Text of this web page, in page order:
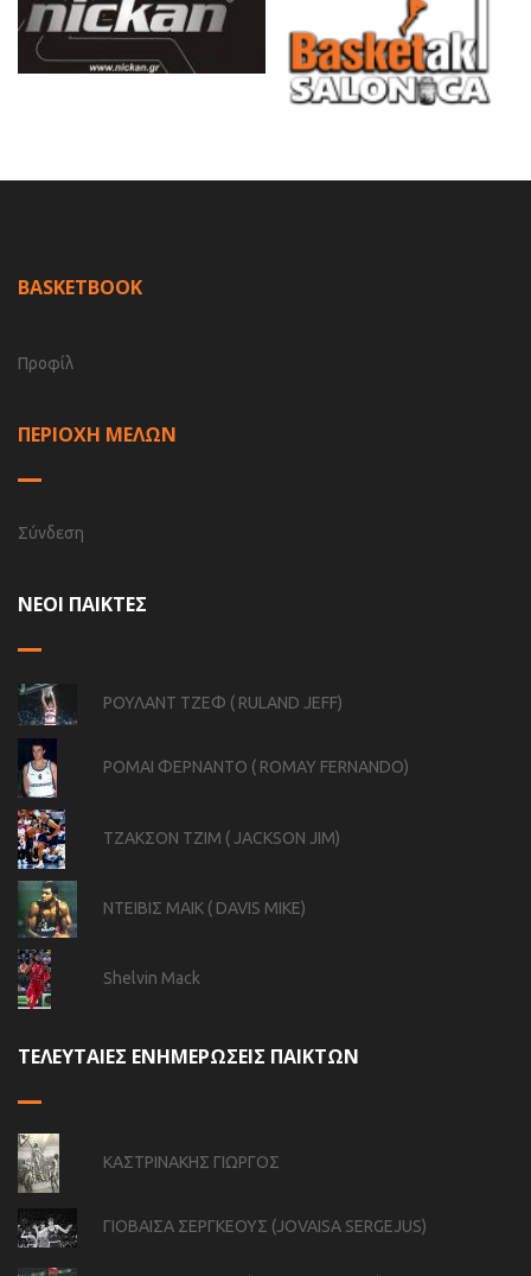
BASKETBOOK
Προφίλ
ΠΕΡΙΟΧΗ ΜΕΛΩΝ
Σύνδεση
ΝΕΟΙ ΠΑΙΚΤΕΣ
ΡΟΥΛΑΝΤ ΤΖΕΦ ( RULAND JEFF)
ΡΟΜΑΙ ΦΕΡΝΑΝΤΟ ( ROMAY FERNANDO)
ΤΖΑΚΣΟΝ ΤΖΙΜ ( JACKSON JIM)
ΝΤΕΙΒΙΣ ΜΑΙΚ ( DAVIS MIKE)
Shelvin Mack
ΤΕΛΕΥΤΑΙΕΣ ΕΝΗΜΕΡΩΣΕΙΣ ΠΑΙΚΤΩΝ
ΚΑΣΤΡΙΝΑΚΗΣ ΓΙΩΡΓΟΣ
ΓΙΟΒΑΙΣΑ ΣΕΡΓΚΕΟΥΣ (JOVAISA SERGEJUS)